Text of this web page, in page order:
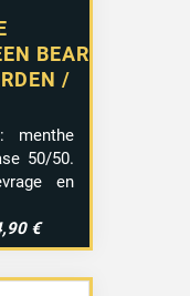
BEAR
/
menthe
50/50.
en
€